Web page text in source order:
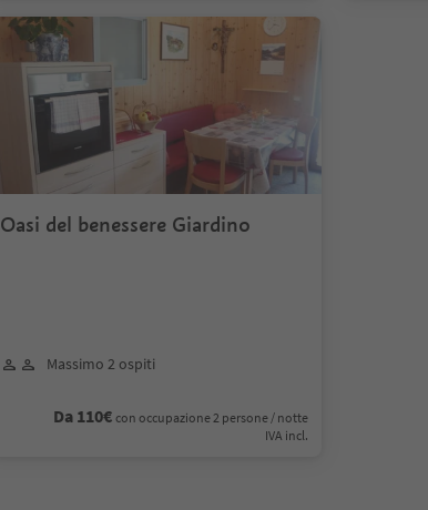
Oasi del benessere Giardino
Massimo 2 ospiti
Da 110€ con occupazione 2 persone / notte
IVA incl.